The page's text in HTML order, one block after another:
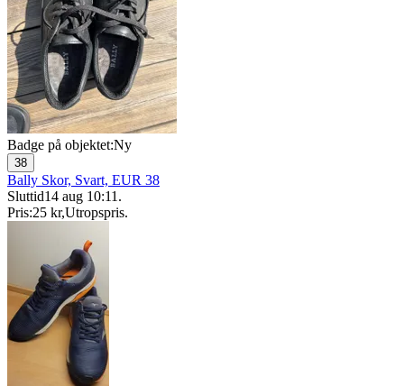
Badge på objektet:Ny
38
Bally Skor, Svart, EUR 38
Sluttid14 aug 10:11 .
Pris:25 kr,Utropspris.